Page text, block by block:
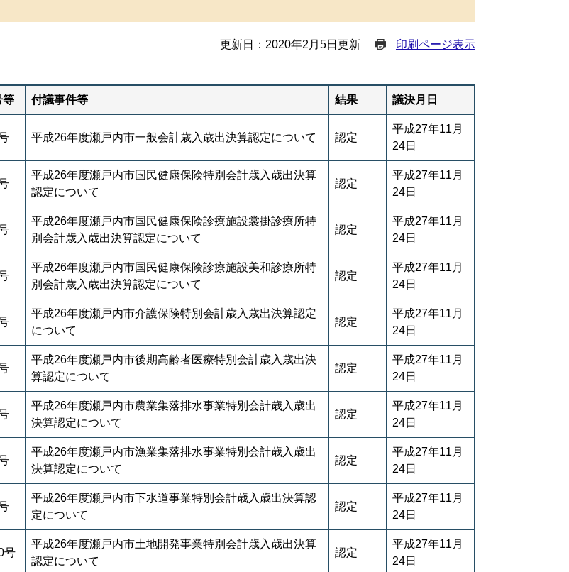
更新日：2020年2月5日更新 印刷ページ表示
等 付議事件等 結果 議決月日
平成26年度瀬戸内市一般会計歳入歳出決算認定について 認定
平成27年11月
24日
平成26年度瀬戸内市国民健康保険特別会計歳入歳出決算
認定について
認定
平成27年11月
24日
平成26年度瀬戸内市国民健康保険診療施設裳掛診療所特
別会計歳入歳出決算認定について
認定
平成27年11月
24日
平成26年度瀬戸内市国民健康保険診療施設美和診療所特
別会計歳入歳出決算認定について
認定
平成27年11月
24日
平成26年度瀬戸内市介護保険特別会計歳入歳出決算認定
について
認定
平成27年11月
24日
平成26年度瀬戸内市後期高齢者医療特別会計歳入歳出決
算認定について
認定
平成27年11月
24日
平成26年度瀬戸内市農業集落排水事業特別会計歳入歳出
決算認定について
認定
平成27年11月
24日
平成26年度瀬戸内市漁業集落排水事業特別会計歳入歳出
決算認定について
認定
平成27年11月
24日
平成26年度瀬戸内市下水道事業特別会計歳入歳出決算認
定について
認定
平成27年11月
24日
号
平成26年度瀬戸内市土地開発事業特別会計歳入歳出決算
認定について
認定
平成27年11月
24日